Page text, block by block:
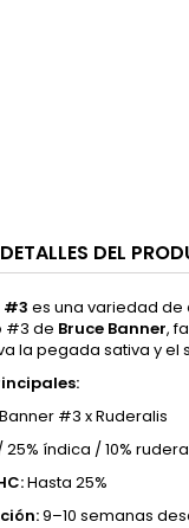
DETALLES DEL
#3 es una variedad
#3 de Bruce Banner,
la pegada sativa y el
#3 x Ruderalis
25% índica / 10%
Hasta 25%
9–10 semanas